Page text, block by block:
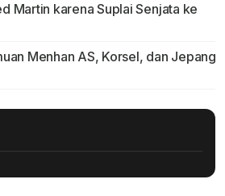
Martin karena Suplai Senjata ke
Menhan AS, Korsel, dan Jepang